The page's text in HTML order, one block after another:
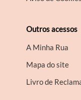
Outros acessos
A Minha Rua
Mapa do site
Livro de